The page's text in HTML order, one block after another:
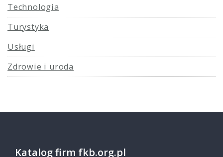
Technologia
Turystyka
Usługi
Zdrowie i uroda
Katalog firm fkb.org.pl